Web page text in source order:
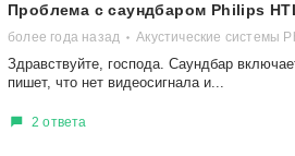
Проблема с саундбаром Philips
более года назад Акустические системы
Здравствуйте, господа. Саундбар
пишет, что нет видеосигнала и...
2 ответа